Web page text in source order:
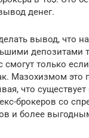
денег.
вывод, что
депозитами
смогут только
Мазохизмом это
что
брокеров со
и более